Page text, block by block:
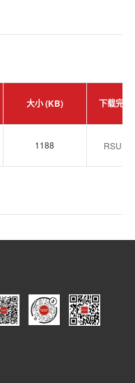
大小 (KB) 下载完整
1188